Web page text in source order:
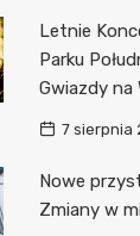
Letnie
Parku
Gwiazdy na
7 sierpnia
Nowe
Zmiany w